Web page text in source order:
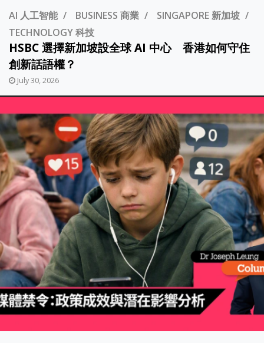
AI 人工智能 BUSINESS 商業
SINGAPORE 新加坡
TECHNOLOGY 科技
HSBC 選擇新加坡設全球 AI 中心 香港如何守住
創新話語權？
July 30, 2026